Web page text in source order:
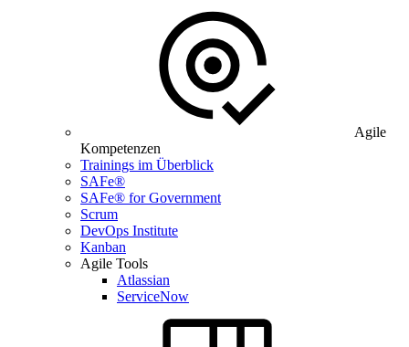
Agile
Kompetenzen
Trainings im Überblick
SAFe®
SAFe® for Government
Scrum
DevOps Institute
Kanban
Agile Tools
Atlassian
ServiceNow